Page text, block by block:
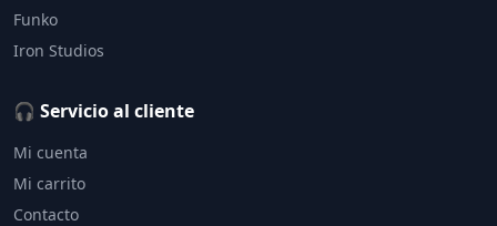
Funko
Iron Studios
🎧 Servicio al cliente
Mi cuenta
Mi carrito
Contacto